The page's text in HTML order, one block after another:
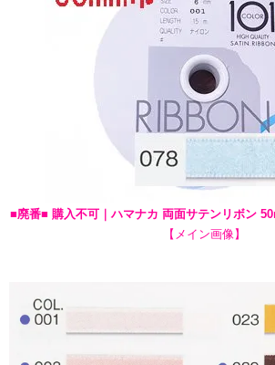
■廃番■ 購入不可｜ハマナカ 両面サテンリボン
【メイン画像】